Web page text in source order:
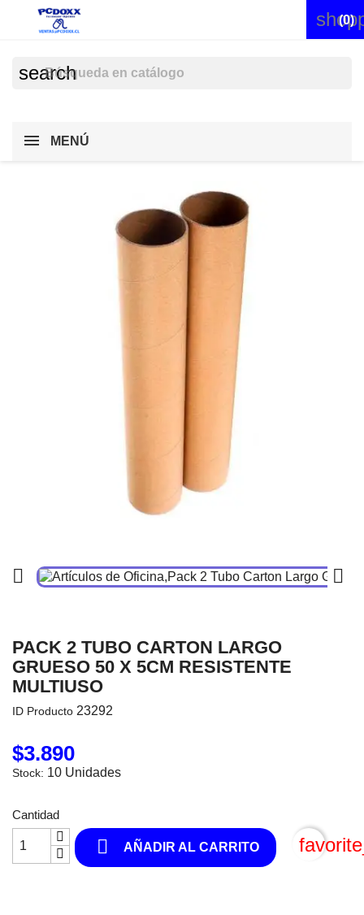
(0)
search
MENÚ
 
PACK 2 TUBO CARTON LARGO
GRUESO 50 X 5CM RESISTENTE
MULTIUSO
ID Producto 23292
$3.890
Stock: 10 Unidades
Cantidad
 AÑADIR AL CARRITO